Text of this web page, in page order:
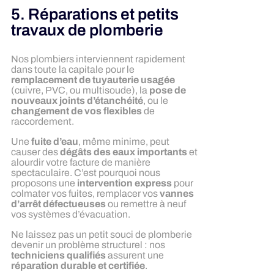
5. Réparations et petits
travaux de plomberie
Nos plombiers interviennent rapidement
dans toute la capitale pour le
remplacement de tuyauterie usagée
(cuivre, PVC, ou multisoude), la pose de
nouveaux joints d’étanchéité, ou le
changement de vos flexiblesde
raccordement.
Une fuite d’eau, même minime, peut
causer desdégâts des eaux importantset
alourdir votre facture de manière
spectaculaire. C’est pourquoi nous
proposons une intervention express pour
colmater vos fuites, remplacer vosvannes
d’arrêt défectueusesou remettre à neuf
vos systèmes d’évacuation.
Ne laissez pas un petit souci de plomberie
devenir un problème structurel : nos
techniciens qualifiésassurent une
réparation durable et certifiée.